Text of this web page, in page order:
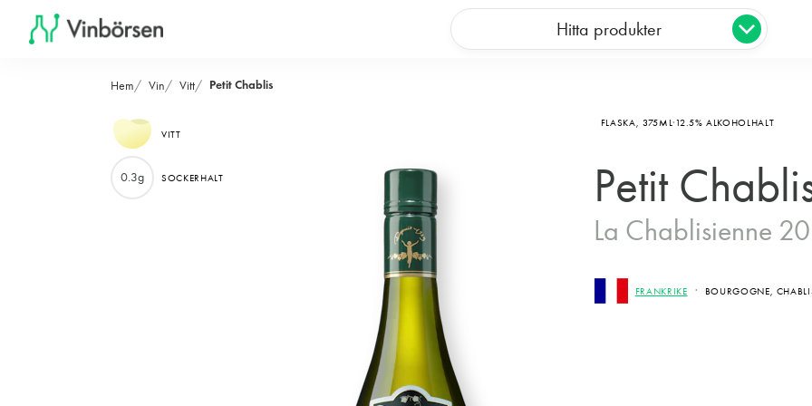
Hitta produkter
Hem Vin Vitt Petit Chablis
FLASKA, 375ML 12.5% ALKOHOLHALT
Petit
La Chablisienne
FRANKRIKE BOURGOGNE,
VITT
0.3g SOCKERHALT